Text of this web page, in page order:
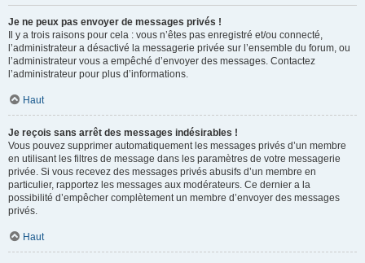
Je ne peux pas envoyer de messages privés !
Il y a trois raisons pour cela : vous n’êtes pas enregistré et/ou connecté,
l’administrateur a désactivé la messagerie privée sur l’ensemble du forum, ou
l’administrateur vous a empêché d’envoyer des messages. Contactez
l’administrateur pour plus d’informations.
Haut
Je reçois sans arrêt des messages indésirables !
Vous pouvez supprimer automatiquement les messages privés d’un membre
en utilisant les filtres de message dans les paramètres de votre messagerie
privée. Si vous recevez des messages privés abusifs d’un membre en
particulier, rapportez les messages aux modérateurs. Ce dernier a la
possibilité d’empêcher complètement un membre d’envoyer des messages
privés.
Haut